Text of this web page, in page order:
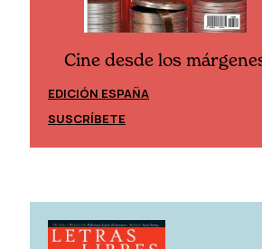
Cine desde los
EDICIÓN ESPAÑA
SUSCRÍBETE